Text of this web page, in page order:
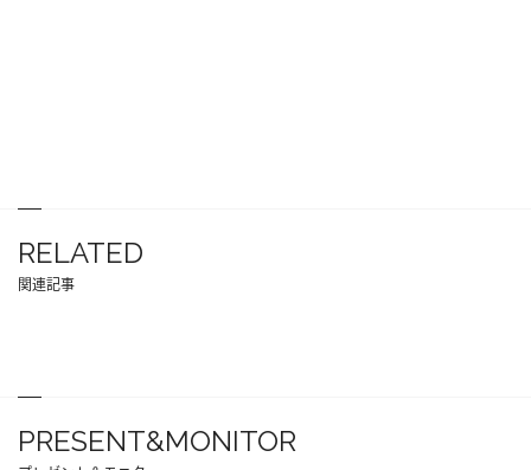
RELATED
関連記事
PRESENT&MONITOR